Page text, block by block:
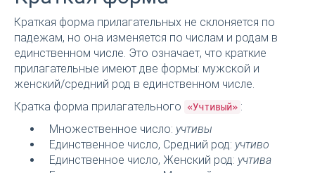
Краткая форма прилагательных не склоняется по
падежам, но она изменяется по числам и родам в
единственном числе. Это означает, что краткие
прилагательные имеют две формы: мужской и
женский/средний род в единственном числе.
Кратка форма прилагательного
«Учтивый» :
Множественное число: учтивы
Единственное число, Средний род: учтиво
Единственное число, Женский род: учтива